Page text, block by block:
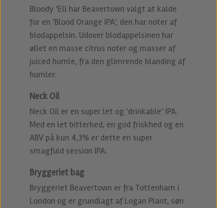
Bloody ‘Ell har Beavertown valgt at kalde
for en ‘Blood Orange IPA’, den har noter af
blodappelsin. Udover blodappelsinen har
øllet en masse citrus noter og masser af
juiced humle, fra den glimrende blanding af
humler.
Neck Oil
Neck Oil er en super let og ‘drinkable’ IPA.
Med en let bitterhed, en god friskhed og en
ABV på kun 4,3% er dette en super
smagfuld session IPA.
Bryggeriet bag
Bryggeriet Beavertown er fra Tottenham i
London og er grundlagt af Logan Plant, søn